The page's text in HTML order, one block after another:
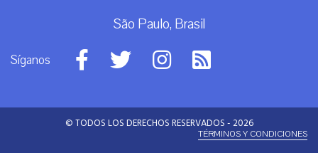
São Paulo, Brasil
Síganos
© TODOS LOS DERECHOS RESERVADOS - 2026
TÉRMINOS Y CONDICIONES